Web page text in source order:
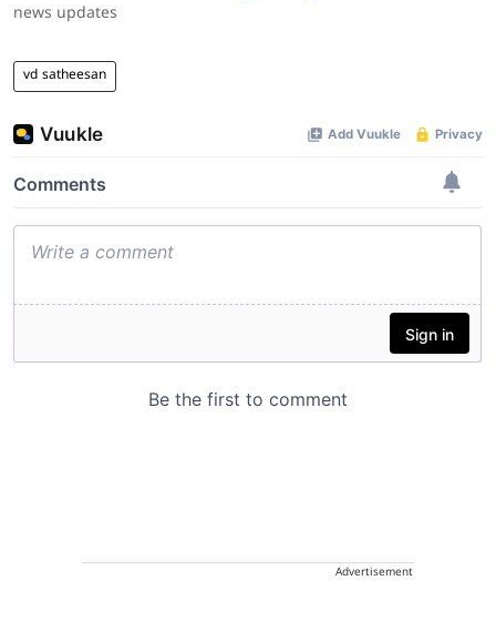
news updates
vd satheesan
Advertisement